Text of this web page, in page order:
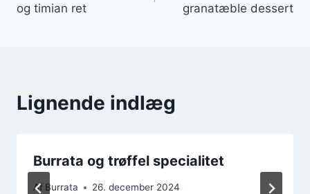
og timian ret
granatæble dessert
Lignende indlæg
Burrata og trøffel specialitet
Af Burrata 26. december 2024